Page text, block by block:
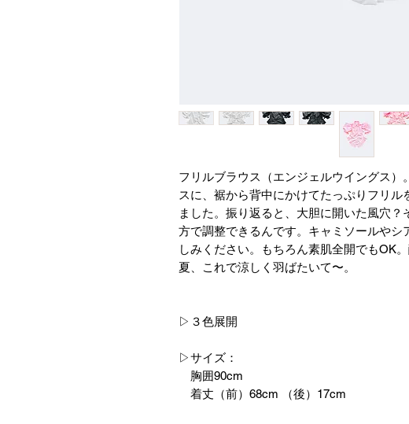
フリルブラウス（エンジェルウイングス）
スに、裾から背中にかけてたっぷりフリル
ました。振り返ると、大胆に開いた風穴
方で調整できるんです。キャミソールやシ
しみください。もちろん素肌全開でもOK
夏、これで涼しく羽ばたいて〜。
▷３色展開
▷サイズ：
胸囲90cm
着丈（前）68cm （後）17cm